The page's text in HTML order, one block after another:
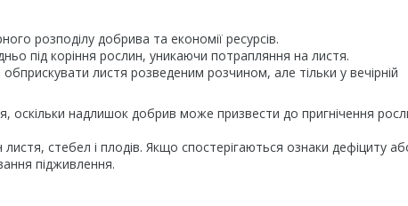
розподілу добрива та економії ресурсів.
під коріння рослин, уникаючи потрапляння на листя.
листя розведеним розчином, але тільки у вечірній
надлишок добрив може призвести до пригнічення
стебел і плодів. Якщо спостерігаються ознаки дефіциту
підживлення.